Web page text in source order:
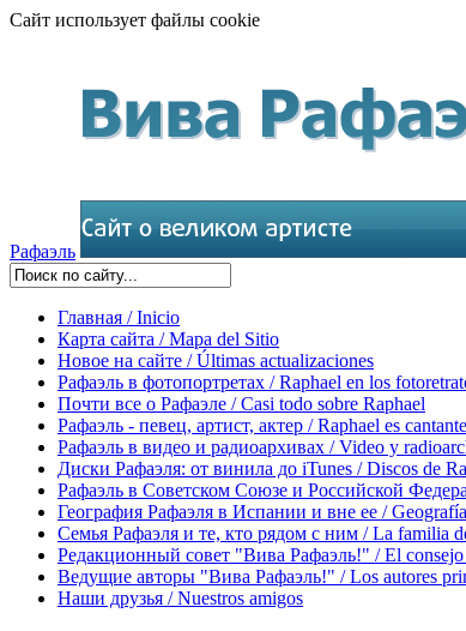
Сайт использует файлы cookie
Рафаэль
Главная / Inicio
Карта сайта / Mapa del Sitio
Новое на сайте / Últimas actualizaciones
Рафаэль в фотопортретах / Raphael en los
Почти все о Рафаэле / Casi todo sobre Raphael
Рафаэль - певец, артист, актер / Raphael es
Рафаэль в видео и радиоархивах / Video y
Диски Рафаэля: от винила до iTunes / Discos de
Рафаэль в Советском Союзе и Российской
География Рафаэля в Испании и вне ее /
Семья Рафаэля и те, кто рядом с ним / La familia
Редакционный совет "Вива Рафаэль!" / El
Ведущие авторы "Вива Рафаэль!" / Los autores
Наши друзья / Nuestros amigos